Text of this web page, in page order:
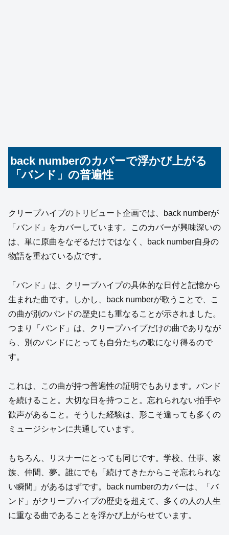
back numberのカバーで浮かび上がる
「バンド」の普遍性
クリープハイプのトリビュート企画では、back numberが
「バンド」をカバーしています。このカバーが興味深いの
は、単に原曲をなぞるだけではなく、back number自身の
物語を重ねている点です。
「バンド」は、クリープハイプの具体的な日付と記憶から
生まれた曲です。しかし、back numberが歌うことで、こ
の曲が別のバンドの歴史にも重なることが示されました。
つまり「バンド」は、クリープハイプだけの曲でありなが
ら、別のバンドにとっても自分たちの歌になり得るので
す。
これは、この曲が持つ普遍性の証明でもあります。バンド
を続けること。大切な日を持つこと。忘れられない拍手や
歓声があること。そうした経験は、形こそ違っても多くの
ミュージシャンに共通しています。
もちろん、リスナーにとっても同じです。学校、仕事、家
族、仲間、夢。誰にでも「続けてきたからこそ忘れられな
い瞬間」があるはずです。back numberのカバーは、「バ
ンド」がクリープハイプの歴史を超えて、多くの人の人生
に重なる曲であることを浮かび上がらせています。